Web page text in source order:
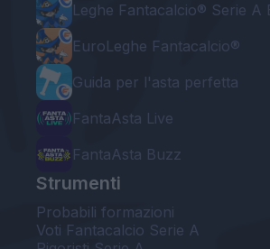
Leghe Fantacalcio® Serie A
EuroLeghe Fantacalcio®
Guida per l'asta perfetta
FantaAsta Live
FantaAsta Buzz
Strumenti
Probabili formazioni
Voti Fantacalcio Serie A